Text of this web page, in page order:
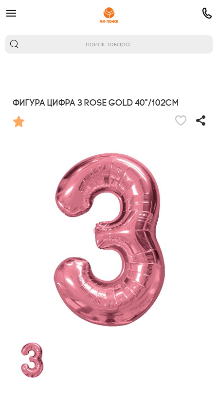
Фигура Цифра 3 Rose Gold 40"/102см